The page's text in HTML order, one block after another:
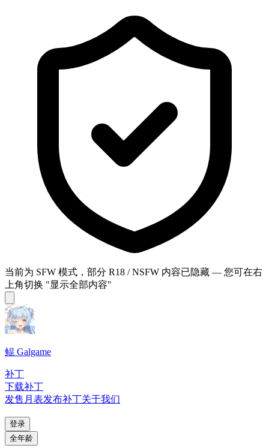
当前为 SFW 模式，部分 R18 / NSFW 内容已隐藏 — 您可在右
上角切换 "显示全部内容"
鲲 Galgame
补丁
下载补丁
发售月表发布补丁关于我们
登录
全年龄